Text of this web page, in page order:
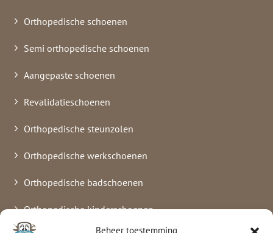
Beheer toestemming
Orthopedische schoenen
Semi orthopedische schoenen
Aangepaste schoenen
Revalidatieschoenen
Orthopedische steunzolen
Orthopedische werkschoenen
Orthopedische badschoenen
Orthopedische kinderschoenen